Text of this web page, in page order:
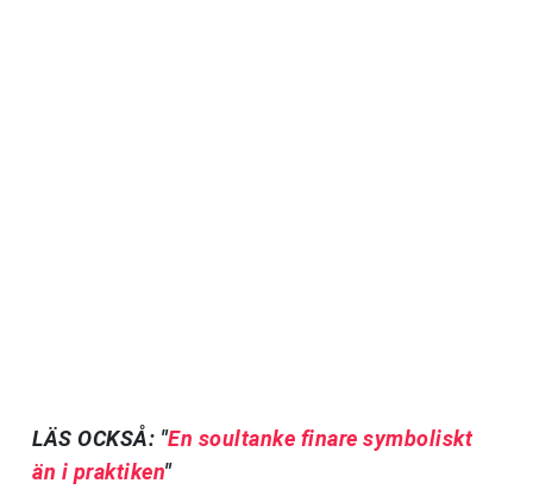
LÄS OCKSÅ: "En soultanke finare symboliskt
än i praktiken"